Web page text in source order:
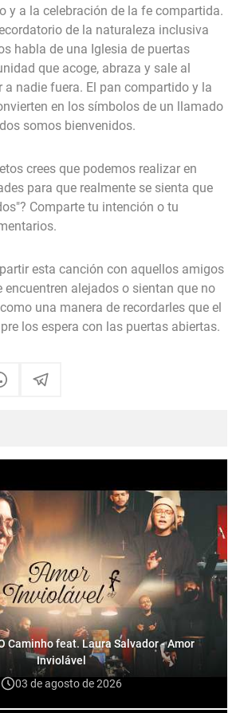
y a la celebración de la fe compartida.
de la naturaleza inclusiva
habla de una Iglesia de puertas
que acoge, abraza y sale al
a nadie fuera. El pan compartido y la
en los símbolos de un llamado
somos bienvenidos.
crees que podemos realizar en
para que realmente se sienta que
Comparte tu intención o tu
esta canción con aquellos amigos
alejados o sientan que no
una manera de recordarles que el
los espera con las puertas abiertas.
Caminho feat. Laura Salvador - Amor
Inviolável
03 de agosto de 2026